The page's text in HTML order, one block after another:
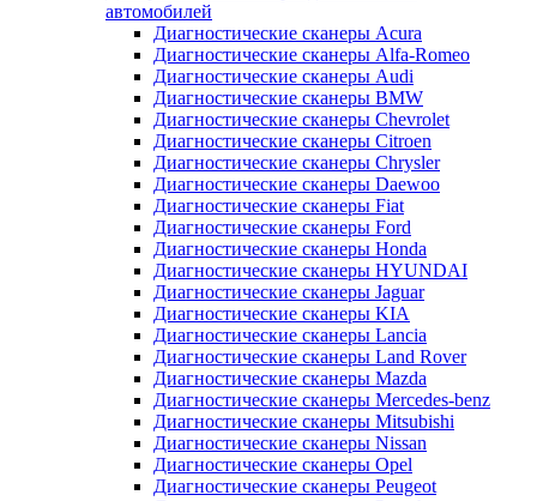
автомобилей
Диагностические сканеры Acura
Диагностические сканеры Alfa-Romeo
Диагностические сканеры Audi
Диагностические сканеры BMW
Диагностические сканеры Chevrolet
Диагностические сканеры Citroen
Диагностические сканеры Chrysler
Диагностические сканеры Daewoo
Диагностические сканеры Fiat
Диагностические сканеры Ford
Диагностические сканеры Honda
Диагностические сканеры HYUNDAI
Диагностические сканеры Jaguar
Диагностические сканеры KIA
Диагностические сканеры Lancia
Диагностические сканеры Land Rover
Диагностические сканеры Mazda
Диагностические сканеры Mercedes-benz
Диагностические сканеры Mitsubishi
Диагностические сканеры Nissan
Диагностические сканеры Opel
Диагностические сканеры Peugeot